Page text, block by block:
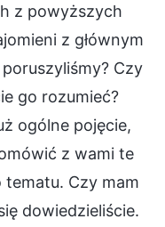
z powyższych
z głównym
Czy
go rozumieć?
ogólne pojęcie,
z wami te
Czy mam
dowiedzieliście.